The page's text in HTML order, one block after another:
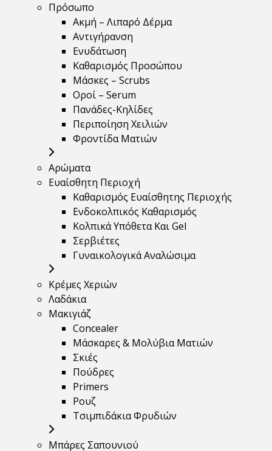
Πρόσωπο
Ακμή – Λιπαρό Δέρμα
Αντιγήρανση
Ενυδάτωση
Καθαρισμός Προσώπου
Μάσκες – Scrubs
Οροί – Serum
Πανάδες-Κηλίδες
Περιποίηση Χειλιών
Φροντίδα Ματιών
Αρώματα
Ευαίσθητη Περιοχή
Καθαρισμός Ευαίσθητης Περιοχής
Ενδοκολπικός Καθαρισμός
Κολπικά Υπόθετα Και Gel
Σερβιέτες
Γυναικολογικά Αναλώσιμα
Κρέμες Χεριών
Λαδάκια
Μακιγιάζ
Concealer
Μάσκαρες & Μολύβια Ματιών
Σκιές
Πούδρες
Primers
Ρουζ
Τσιμπιδάκια Φρυδιών
Μπάρες Σαπουνιού